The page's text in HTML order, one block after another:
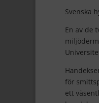
Svenska
En av de
för
ett